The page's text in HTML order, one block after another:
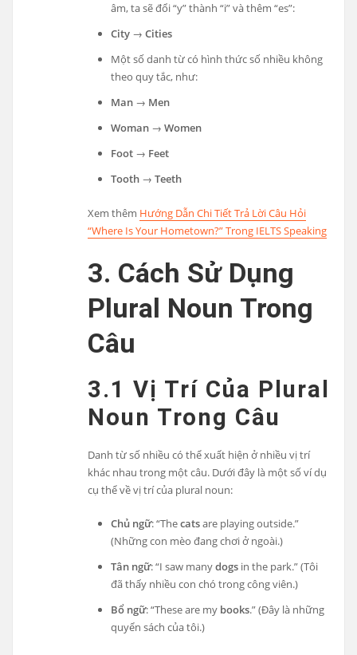
âm, ta sẽ đổi “y” thành “i” và thêm “es”:
City →Cities
Một số danh từ có hình thức số nhiều không
theo quy tắc, như:
Man → Men
Woman →Women
Foot → Feet
Tooth →Teeth
Xem thêm Hướng Dẫn Chi Tiết Trả Lời Câu Hỏi
“Where Is Your Hometown?” Trong IELTS Speaking
3. Cách Sử Dụng
Plural Noun Trong
Câu
3.1 Vị Trí Của Plural
Noun Trong Câu
Danh từ số nhiều có thể xuất hiện ở nhiều vị trí
khác nhau trong một câu. Dưới đây là một số ví dụ
cụ thể về vị trí của plural noun:
Chủ ngữ: “Thecatsare playing outside.”
(Những con mèo đang chơi ở ngoài.)
Tân ngữ: “I saw manydogs in the park.” (Tôi
đã thấy nhiều con chó trong công viên.)
Bổ ngữ: “These are my books.” (Đây là những
quyển sách của tôi.)